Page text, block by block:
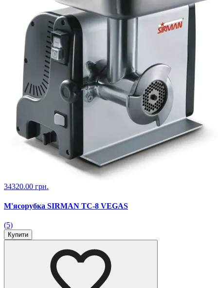
34320.00 грн.
М'ясорубка SIRMAN TC-8 VEGAS
(5)
Купити